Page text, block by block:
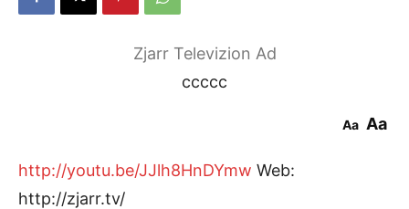
Zjarr Televizion Ad
ccccc
Aa Aa
http://youtu.be/JJlh8HnDYmw Web:
http://zjarr.tv/